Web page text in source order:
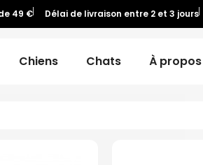
49 € Délai de livraison entre 2 et 3 jours
Chiens Chats À